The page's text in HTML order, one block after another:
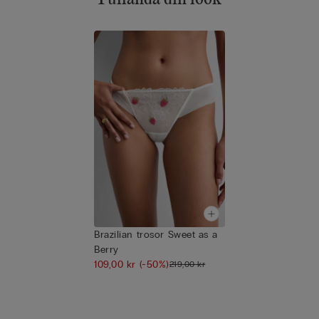
Brazilian trosor Sweet as a
Berry
109,00 kr (-50%)219,00 kr